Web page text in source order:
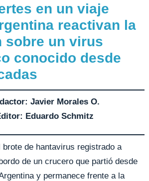
en un viaje
reactivan la
sobre un virus
conocido desde
Javier Morales O.
Eduardo Schmitz
brote de hantavirus registrado a
de un crucero que partió desde
y permanece frente a la